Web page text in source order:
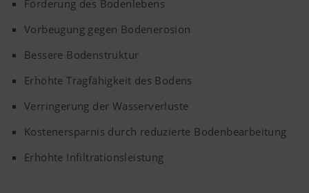
Förderung des Bodenlebens
Vorbeugung gegen Bodenerosion
Bessere Bodenstruktur
Erhöhte Tragfähigkeit des Bodens
Verringerung der Wasserverluste
Kostenersparnis durch reduzierte Bodenbearbeitung
Erhöhte Infiltrationsleistung